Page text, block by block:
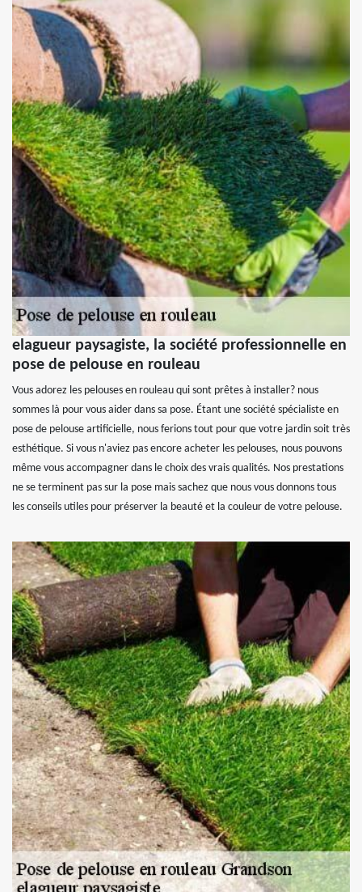
elagueur paysagiste, la société professionnelle en
pose de pelouse en rouleau
Vous adorez les pelouses en rouleau qui sont prêtes à installer? nous
sommes là pour vous aider dans sa pose. Étant une société spécialiste en
pose de pelouse artificielle, nous ferions tout pour que votre jardin soit très
esthétique. Si vous n'aviez pas encore acheter les pelouses, nous pouvons
même vous accompagner dans le choix des vrais qualités. Nos prestations
ne se terminent pas sur la pose mais sachez que nous vous donnons tous
les conseils utiles pour préserver la beauté et la couleur de votre pelouse.